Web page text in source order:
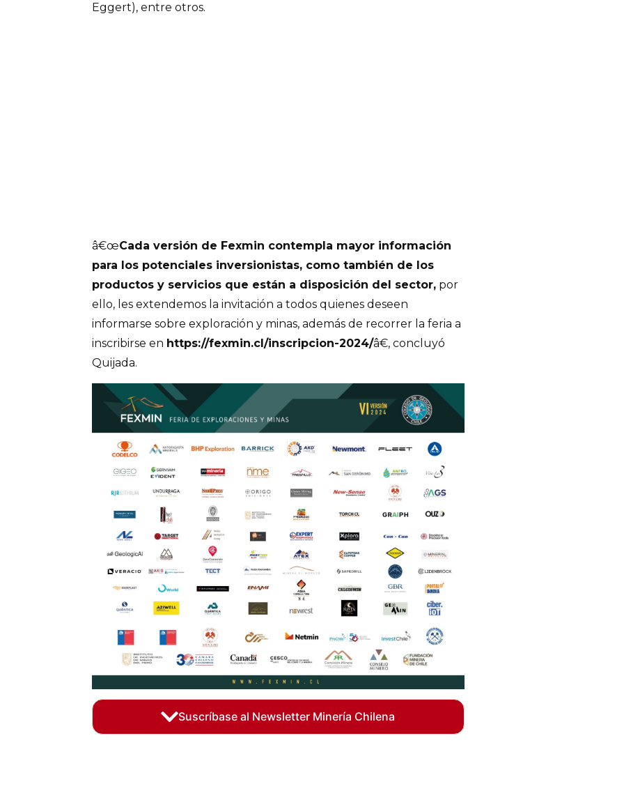
Eggert), entre otros.
â€œCada versión de Fexmin contempla mayor información
para los potenciales inversionistas, como también de los
productos y servicios que están a disposición del sector, por
ello, les extendemos la invitación a todos quienes deseen
informarse sobre exploración y minas, además de recorrer la feria a
inscribirse en https://fexmin.cl/inscripcion-2024/â€, concluyó
Quijada.
Suscríbase al Newsletter Minería Chilena